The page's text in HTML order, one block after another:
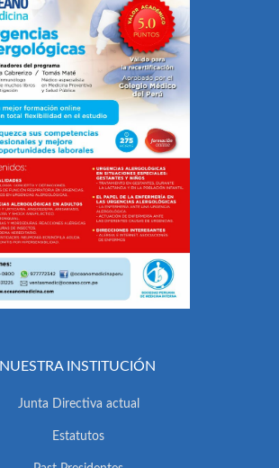
NUESTRA INSTITUCIÓN
Junta Directiva actual
Estatutos